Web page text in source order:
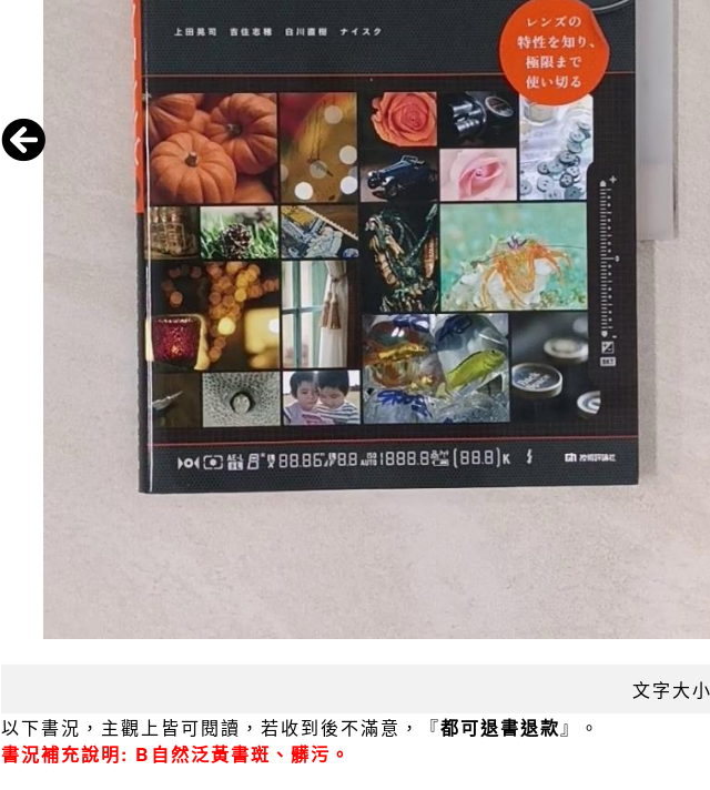
文字大小
以下書況，主觀上皆可閱讀，若收到後不滿意，『都可退書退款』。
書況補充說明: B自然泛黃書斑、髒污。